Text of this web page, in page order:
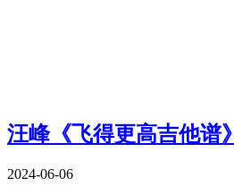
汪峰《飞得更高吉他谱
2024-06-06